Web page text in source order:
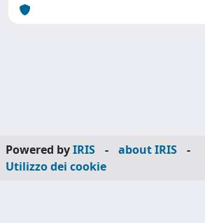
Powered byIRIS - about IRIS
-
Utilizzo dei cookie